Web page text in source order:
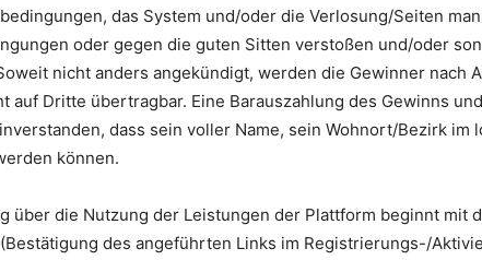
das System und/oder die Verlosung/Seiten
oder gegen die guten Sitten verstoßen und/oder
nicht anders angekündigt, werden die Gewinner
auf Dritte übertragbar. Eine Barauszahlung des Gewinns
dass sein voller Name, sein Wohnort/Bezirk im
können.
über die Nutzung der Leistungen der Plattform beginnt
des angeführten Links im Registrierungs-/